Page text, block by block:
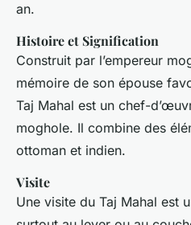
an.
Histoire et Signification
Construit par l’empereur
mémoire de son épouse
Taj Mahal est un chef-
moghole. Il combine des
ottoman et indien.
Visite
Une visite du Taj Mahal est